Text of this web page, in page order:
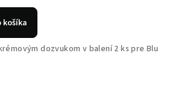
košíka
dozvukom v balení 2 ks pre Blu